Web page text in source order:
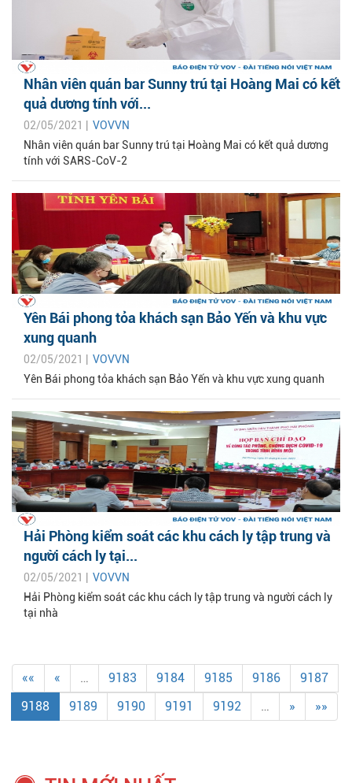
Nhân viên quán bar Sunny trú tại Hoàng Mai có kết
quả dương tính với...
02/05/2021 | VOVVN
Nhân viên quán bar Sunny trú tại Hoàng Mai có kết quả dương
tính với SARS-CoV-2
Yên Bái phong tỏa khách sạn Bảo Yến và khu vực
xung quanh
02/05/2021 | VOVVN
Yên Bái phong tỏa khách sạn Bảo Yến và khu vực xung quanh
Hải Phòng kiểm soát các khu cách ly tập trung và
người cách ly tại...
02/05/2021 | VOVVN
Hải Phòng kiểm soát các khu cách ly tập trung và người cách ly
tại nhà
«« « … 9183 9184 9185 9186
9187
9188
9189 9190 9191 9192 … » »»